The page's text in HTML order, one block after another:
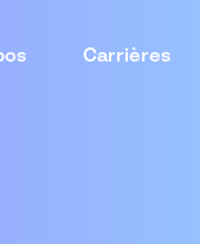
Carrières